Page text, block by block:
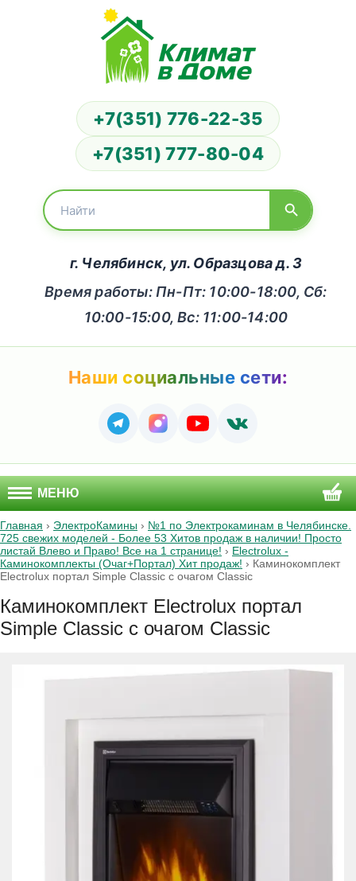
+7(351) 776-22-35
+7(351) 777-80-04
г. Челябинск, ул. Образцова д. 3
Время работы: Пн-Пт: 10:00-18:00, Сб:
10:00-15:00, Вс: 11:00-14:00
Наши социальные сети:
МЕНЮ
Главная › ЭлектроКамины › №1 по Электрокаминам в Челябинске.
725 свежих моделей - Более 53 Хитов продаж в наличии! Просто
листай Влево и Право! Все на 1 странице! › Electrolux -
Каминокомплекты (Очаг+Портал) Хит продаж! › Каминокомплект
Electrolux портал Simple Classic с очагом Classic
Каминокомплект Electrolux портал
Simple Classic с очагом Classic